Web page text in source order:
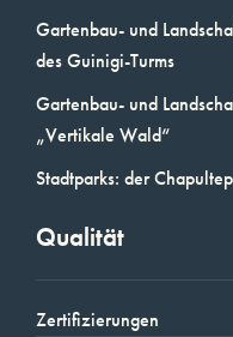
Gartenbau- und
des Guinigi-Turms
Gartenbau- und
„Vertikale Wald“
Stadtparks: der
Qualität
Zertifizierungen